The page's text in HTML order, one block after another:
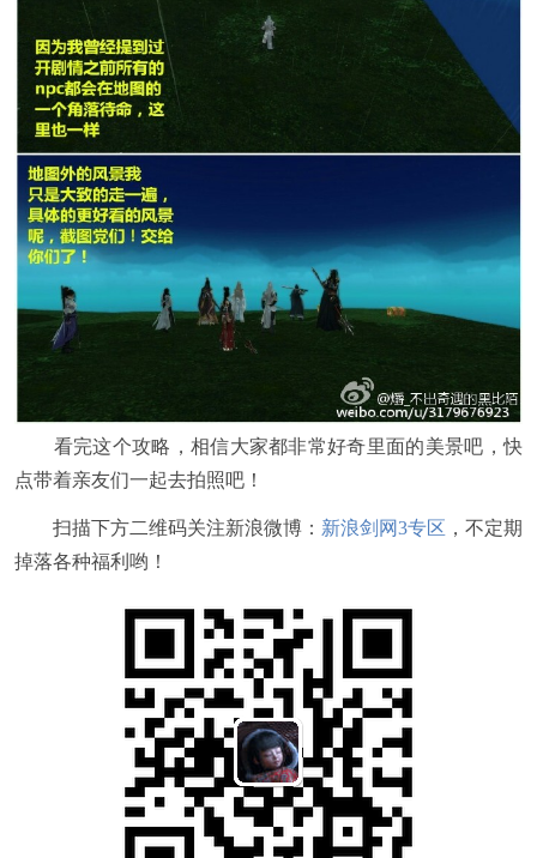
看完这个攻略，相信大家都非常好奇里面的美景吧，快
点带着亲友们一起去拍照吧！
扫描下方二维码关注新浪微博： 新浪剑网3专区 ，不定期
掉落各种福利哟！